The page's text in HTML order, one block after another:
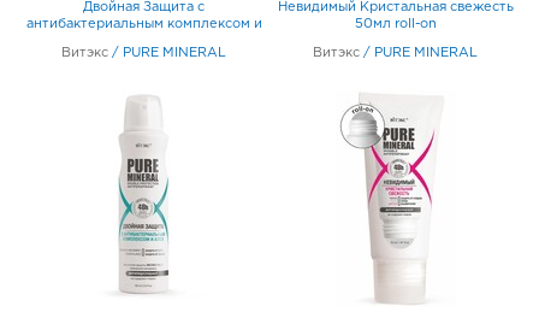
Двойная Защита с
антибактериальным комплексом и
Витэкс / PURE MINERAL
Невидимый Кристальная свежесть
50мл roll-on
Витэкс / PURE MINERAL